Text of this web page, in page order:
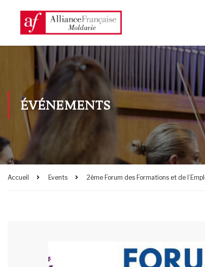
ÉVÉNEMENTS
Accueil Events 2ème Forum des Formations et de